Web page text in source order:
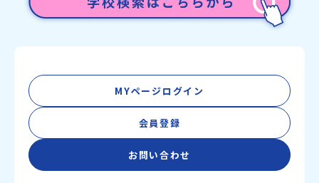
MYページログイン
会員登録
お問い合わせ